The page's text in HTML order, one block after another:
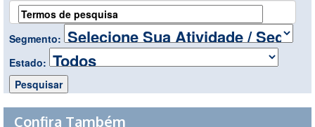
Segmento:
Estado:
Confira Também